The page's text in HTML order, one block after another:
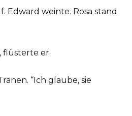
Edward weinte. Rosa stand
flüsterte er.
“Ich glaube, sie